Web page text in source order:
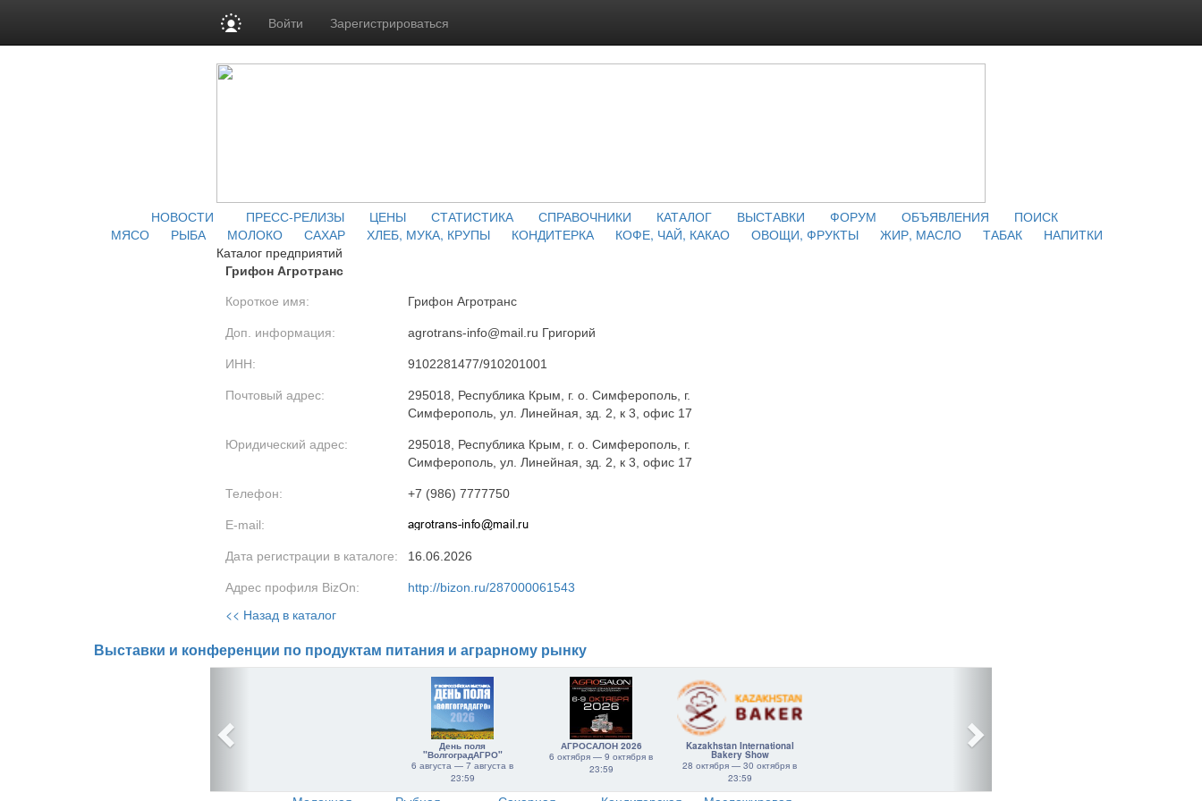
Войти Зарегистрироваться
НОВОСТИ ПРЕСС-РЕЛИЗЫ ЦЕНЫ СТАТИСТИКА СПРАВОЧНИКИ КАТАЛОГ ВЫСТАВКИ ФОРУМ ОБЪЯВЛЕНИЯ
ПОИСК
МЯСО
РЫБА МОЛОКО САХАР ХЛЕБ, МУКА, КРУПЫ КОНДИТЕРКА КОФЕ, ЧАЙ, КАКАО ОВОЩИ, ФРУКТЫ ЖИР, МАСЛО ТАБАК
НАПИТКИ
Каталог предприятий
Грифон Агротранс
Короткое имя: Грифон Агротранс
Доп. информация: agrotrans-info@mail.ru Григорий
ИНН: 9102281477/910201001
Почтовый адрес:
295018, Республика Крым, г. о. Симферополь, г.
Симферополь, ул. Линейная, зд. 2, к 3, офис 17
Юридический адрес:
295018, Республика Крым, г. о. Симферополь, г.
Симферополь, ул. Линейная, зд. 2, к 3, офис 17
Телефон: +7 (986) 7777750
E-mail:
Дата регистрации в каталоге: 16.06.2026
Адрес профиля BizOn: http://bizon.ru/287000061543
<< Назад в каталог
Выставки и конференции по продуктам питания и аграрному рынку
День поля
"ВолгоградАГРО"
6 августа — 7 августа в
23:59
АГРОСАЛОН 2026
6 октября — 9 октября в
23:59
Kazakhstan International
Bakery Show
28 октября — 30 октября в
23:59